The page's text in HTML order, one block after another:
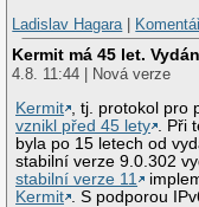
Ladislav Hagara |
Kermit má 45 let.
4.8. 11:44 | Nová verze
Kermit , tj. protokol pro
vznikl před 45 lety . Při
byla po 15 letech od
stabilní verze 9.0.302
stabilní verze 11
Kermit . S podporou